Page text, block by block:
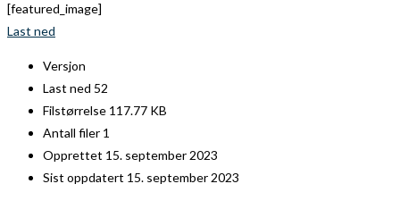
[featured_image]
Last ned
Versjon
Last ned 52
Filstørrelse 117.77 KB
Antall filer 1
Opprettet 15. september 2023
Sist oppdatert 15. september 2023